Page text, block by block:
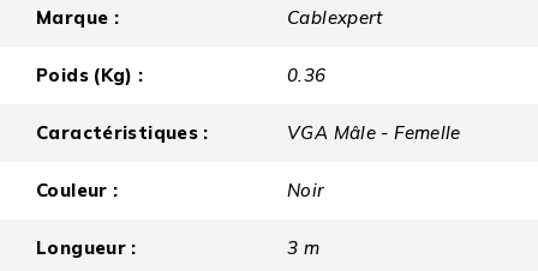
Marque : Cablexpert
Poids (Kg) : 0.36
Caractéristiques : VGA Mâle - Femelle
Couleur : Noir
Longueur : 3 m